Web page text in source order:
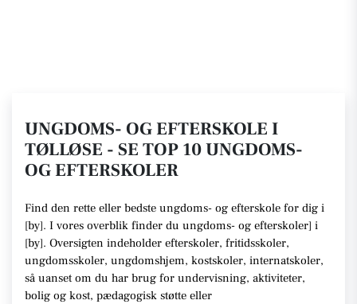
UNGDOMS- OG EFTERSKOLE I
TØLLØSE - SE TOP 10 UNGDOMS-
OG EFTERSKOLER
Find den rette eller bedste ungdoms- og efterskole for dig i
[by]. I vores overblik finder du ungdoms- og efterskoler] i
[by]. Oversigten indeholder efterskoler, fritidsskoler,
ungdomsskoler, ungdomshjem, kostskoler, internatskoler,
så uanset om du har brug for undervisning, aktiviteter,
bolig og kost, pædagogisk støtte eller